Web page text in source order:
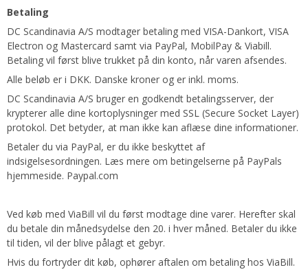
Betaling
DC Scandinavia A/S modtager betaling med VISA-Dankort, VISA
Electron og Mastercard samt via PayPal, MobilPay & Viabill.
Betaling vil først blive trukket på din konto, når varen afsendes.
Alle beløb er i DKK. Danske kroner og er inkl. moms.
DC Scandinavia A/S bruger en godkendt betalingsserver, der
krypterer alle dine kortoplysninger med SSL (Secure Socket Layer)
protokol. Det betyder, at man ikke kan aflæse dine informationer.
Betaler du via PayPal, er du ikke beskyttet af
indsigelsesordningen. Læs mere om betingelserne på PayPals
hjemmeside. Paypal.com
Ved køb med ViaBill vil du først modtage dine varer. Herefter skal
du betale din månedsydelse den 20. i hver måned. Betaler du ikke
til tiden, vil der blive pålagt et gebyr.
Hvis du fortryder dit køb, ophører aftalen om betaling hos ViaBill.